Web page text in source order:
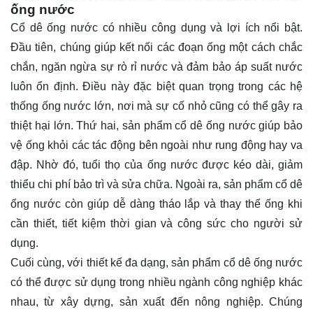
ống nước
Cổ dê ống nước có nhiều công dụng và lợi ích nổi bật.
Đầu tiên, chúng giúp kết nối các đoạn ống một cách chắc
chắn, ngăn ngừa sự rò rỉ nước và đảm bảo áp suất nước
luôn ổn định. Điều này đặc biệt quan trọng trong các hệ
thống ống nước lớn, nơi mà sự cố nhỏ cũng có thể gây ra
thiệt hại lớn. Thứ hai, sản phẩm cổ dê ống nước giúp bảo
vệ ống khỏi các tác động bên ngoài như rung động hay va
đập. Nhờ đó, tuổi thọ của ống nước được kéo dài, giảm
thiểu chi phí bảo trì và sửa chữa. Ngoài ra, sản phẩm cổ dê
ống nước còn giúp dễ dàng tháo lắp và thay thế ống khi
cần thiết, tiết kiệm thời gian và công sức cho người sử
dụng.
Cuối cùng, với thiết kế đa dạng, sản phẩm cổ dê ống nước
có thể được sử dụng trong nhiều ngành công nghiệp khác
nhau, từ xây dựng, sản xuất đến nông nghiệp. Chúng